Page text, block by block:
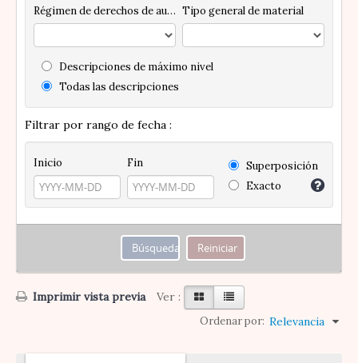
Régimen de derechos de autor Tipo general de material
Descripciones de máximo nivel
Todas las descripciones
Filtrar por rango de fecha :
Inicio Fin
Superposición
Exacto
Imprimir vista previa Ver :
Ordenar por: Relevancia